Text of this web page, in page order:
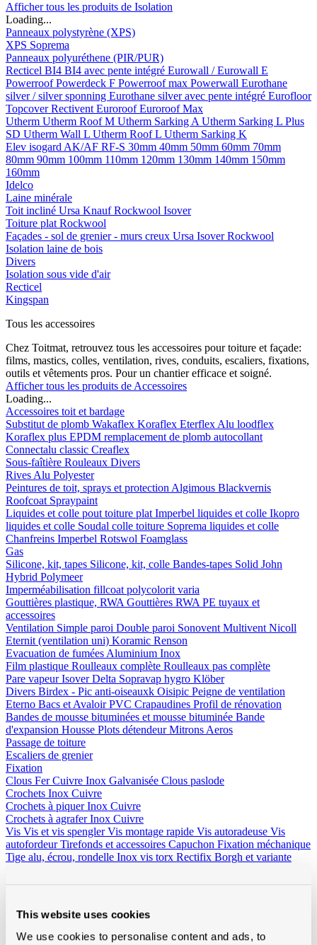
This website uses cookies
We use cookies to personalise content and ads, to
Afficher tous les produits de Isolation
Loading...
Panneaux polystyrène (XPS)
XPS Soprema
Panneaux polyuréthene (PIR/PUR)
Recticel BI4 BI4 avec pente intégré Eurowall / Eurowall E
PowerroofPowerdeck F Powerroof max Powerwall Eurothane
silver / silver sponning Eurothane silver avec pente intégré Eurofloor
TopcoverRectivent EuroroofEuroroof Max
Utherm Utherm Roof M Utherm Sarking A Utherm Sarking L Plus
SD Utherm Wall L Utherm Roof L Utherm Sarking K
Elev isogard AK/AF RF-S 30mm 40mm 50mm 60mm 70mm
80mm 90mm 100mm 110mm 120mm 130mm 140mm 150mm
160mm
Idelco
Laine minérale
Toit incliné Ursa KnaufRockwool Isover
Toiture plat Rockwool
Façades - sol de grenier - murs creux Ursa IsoverRockwool
Isolation laine de bois
Divers
Isolation sous vide d'air
Recticel
Kingspan
Tous les accessoires
Chez Toitmat, retrouvez tous les accessoires pour toiture et façade:
films, mastics, colles, ventilation, rives, conduits, escaliers, fixations,
outils et vêtements pros. Pour un chantier efficace et soigné.
Afficher tous les produits de Accessoires
Loading...
Accessoires toit et bardage
Substitut de plomb Wakaflex Koraflex Eterflex Alu loodflex
Koraflex plus EPDM remplacement de plomb autocollant
Connectalu classic Creaflex
Sous-faîtière Rouleaux Divers
Rives Alu Polyester
Peintures de toit, sprays et protection Algimous Blackvernis
Roofcoat Spraypaint
Liquides et colle pout toiture plat Imperbel liquides et colle Ikopro
liquides et colle Soudal colle toiture Soprema liquides et colle
Chanfreins Imperbel Rotswol Foamglass
Gas
Silicone, kit, tapes Silicone, kit, colle Bandes-tapes Solid John
Hybrid Polymeer
Imperméabilisation fillcoat polycolorit varia
Gouttières plastique, RWA Gouttières RWA PE tuyaux et
accessoires
Ventilation Simple paroi Double paroi Sonovent Multivent Nicoll
Eternit (ventilation uni) Koramic Renson
Evacuation de fumées Aluminium Inox
Film plastique Roulleaux complète Roulleaux pas complète
Pare vapeurIsoverDelta Sopravap hygro Klöber
Divers Birdex - Pic anti-oiseauxk Oisipic Peigne de ventilation
Eterno Bacs et Avaloir PVC Crapaudines Profil de rénovation
Bandes de mousse bituminées et mousse bituminée Bande
d'expansion Housse Plots détendeurMitrons Aeros
Passage de toiture
Escaliers de grenier
Fixation
Clous FerCuivre Inox Galvanisée Clous paslode
Crochets Inox Cuivre
Crochets à piquerInox Cuivre
Crochets à agraferInox Cuivre
Vis Vis et vis spenglerVis montage rapide Vis autoradeuse Vis
autofordeurTirefonds et accessoires Capuchon Fixation méchanique
Tige alu, écrou, rondelle Inox vis torx Rectifix Borgh et variante
DiversFil en cuivreCrochets et accessoiresAutres
Outillage
Beltracy Bosch
Galico LasetoLedentLeucoLismont
Praxis RapidSalcoScalaSievertVabor